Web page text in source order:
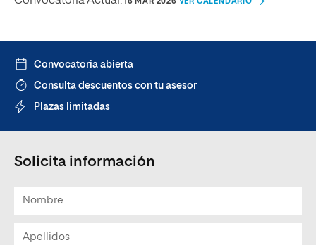
.
Convocatoria abierta
Consulta descuentos con tu asesor
Plazas limitadas
Solicita información